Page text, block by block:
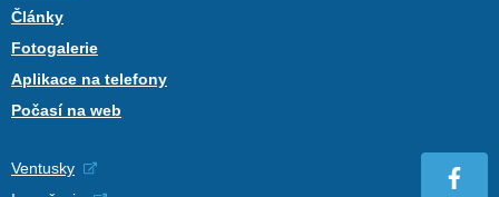
Články
Fotogalerie
Aplikace na telefony
Počasí na web
Ventusky